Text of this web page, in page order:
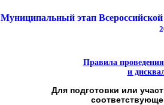
Муниципальный этап
Правила
и
Для подготовки или